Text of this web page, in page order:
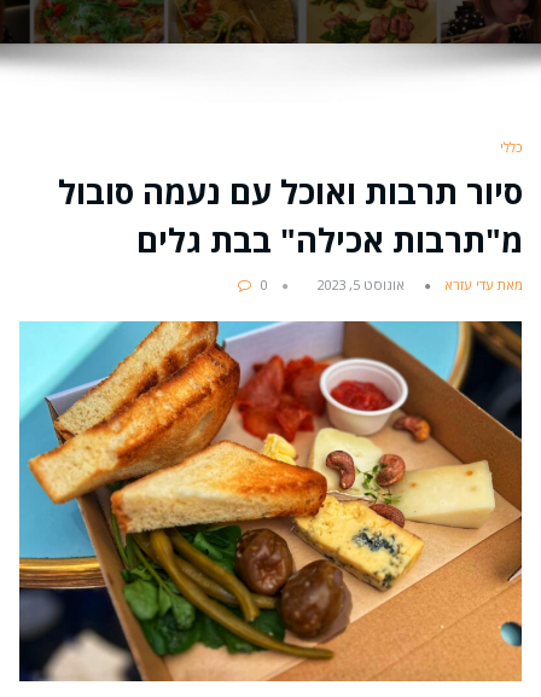
כללי
סיור תרבות ואוכל עם נעמה סובול
מ"תרבות אכילה" בבת גלים
מאת עדי עזרא אוגוסט 5, 2023 0